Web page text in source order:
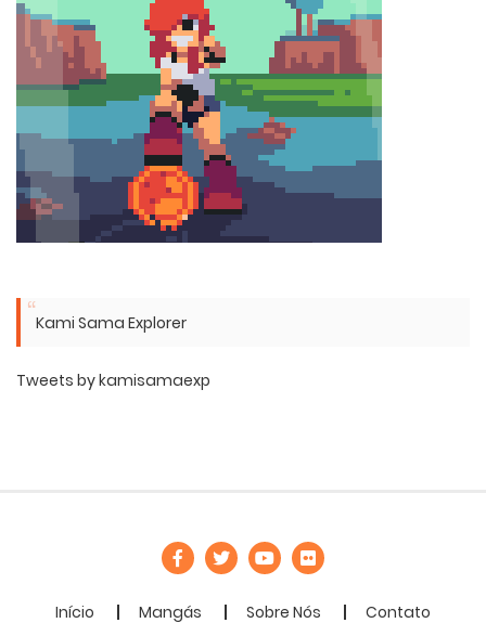
Kami Sama Explorer
Tweets by kamisamaexp
Início Mangás Sobre Nós Contato